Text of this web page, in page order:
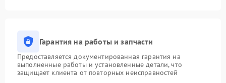
Гарантия на работы и запчасти
Предоставляется документированная гарантия на
выполненные работы и установленные детали, что
защищает клиента от повторных неисправностей